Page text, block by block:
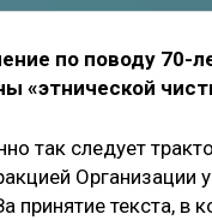
по поводу 70-
«этнической
так следует
Организации
принятие текста, в